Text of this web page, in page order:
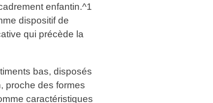
enfantin.^1
dispositif de
qui précède la
bas, disposés
proche des formes
caractéristiques